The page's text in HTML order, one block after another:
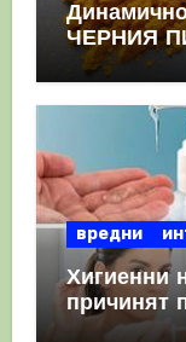
ЧЕРНИЯ
комбинация
вредни
Хигиенни
причинят
полза